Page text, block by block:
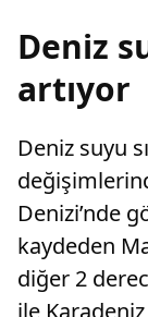
Deniz
artıyor
Deniz suyu
Denizi’nde
kaydeden
diğer 2
ile